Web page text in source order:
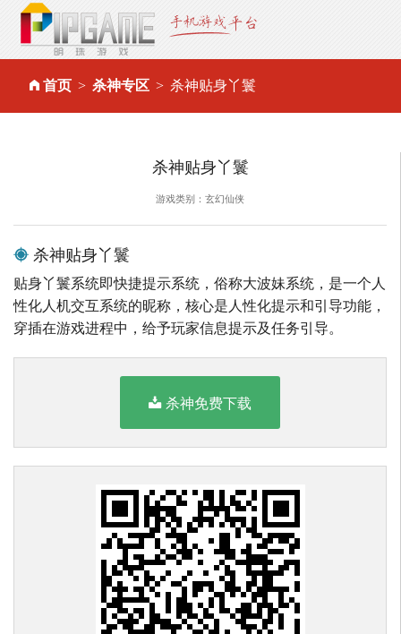
首页 杀神专区 杀神贴身丫鬟
杀神贴身丫鬟
游戏类别：玄幻仙侠
杀神贴身丫鬟
贴身丫鬟系统即快捷提示系统，俗称大波妹系统，是一个人
性化人机交互系统的昵称，核心是人性化提示和引导功能，
穿插在游戏进程中，给予玩家信息提示及任务引导。
杀神免费下载